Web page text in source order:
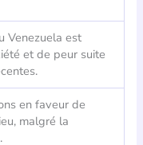
Venezuela est
et de peur suite
en faveur de
malgré la